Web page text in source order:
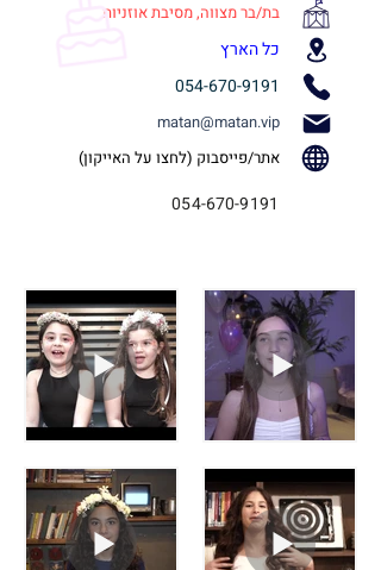
בת/בר מצווה, מסיבת אוזניות
כל הארץ
054-670-9191
matan@matan.vip
אתר/פייסבוק (לחצו על האייקון)
054-670-9191